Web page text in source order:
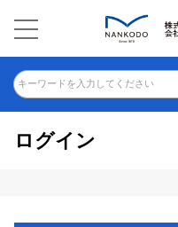
キーワードを入力してください
ログイン